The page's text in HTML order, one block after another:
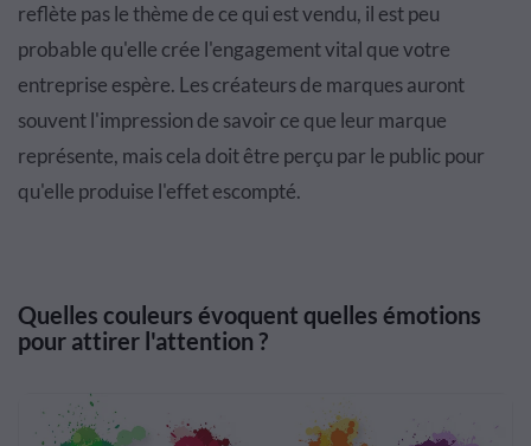
reflète pas le thème de ce qui est vendu, il est peu
probable qu'elle crée l'engagement vital que votre
entreprise espère. Les créateurs de marques auront
souvent l'impression de savoir ce que leur marque
représente, mais cela doit être perçu par le public pour
qu'elle produise l'effet escompté.
Quelles couleurs évoquent quelles émotions
pour attirer l'attention ?